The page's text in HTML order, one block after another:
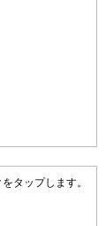
タップします。